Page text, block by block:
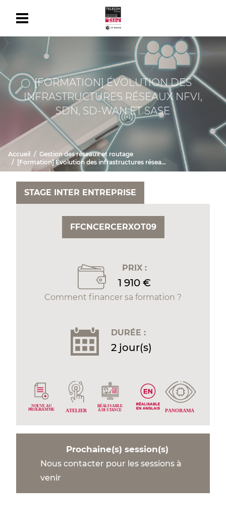
[FORMATION] ÉVOLUTION DES
INFRASTRUCTURES RÉSEAUX NFVI,
SDN, SD-WAN ET SASE
Accueil
Gestion des réseaux et routage
[Formation] Évolution des infrastructures réseaux NFVI, SDN, SD-WAN et SASE
FFCNCERCERXOT09
STAGE INTER ENTREPRISE
PRIX :
1 910 €
Comment financer sa formation ?
DURÉE :
2 jour(s)
NOUVE AU
PROGRAMME
ATELIER
RÉALISABLE
À DI STANCE PANORAMA
Prochaine(s) session(s)
Nous contacter pour les sessions à
venir